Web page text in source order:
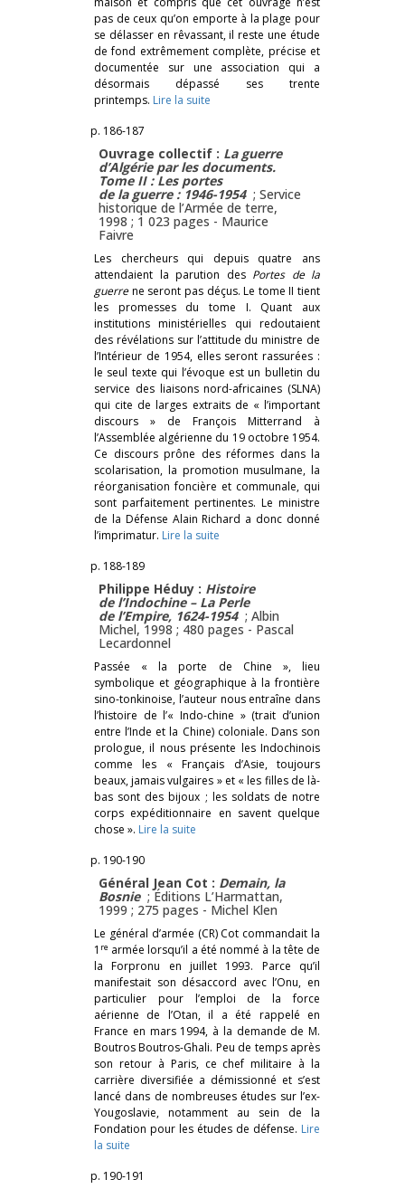
pas de ceux qu’on emporte à la plage pour
se délasser en rêvassant, il reste une étude
de fond extrêmement complète, précise et
documentée sur une association qui a
désormais dépassé ses trente
printemps. Lire la suite
p. 186-187
Ouvrage collectif : La guerre
d’Algérie par les documents.
Tome II : Les portes
de la guerre : 1946-1954 ; Service
historique de l’Armée de terre,
1998 ; 1 023 pages - Maurice
Faivre
Les chercheurs qui depuis quatre ans
attendaient la parution des Portes de la
guerrene seront pas déçus. Le tome II tient
les promesses du tome I. Quant aux
institutions ministérielles qui redoutaient
des révélations sur l’attitude du ministre de
l’Intérieur de 1954, elles seront rassurées :
le seul texte qui l’évoque est un bulletin du
service des liaisons nord-africaines (SLNA)
qui cite de larges extraits de « l’important
discours » de François Mitterrand à
l’Assemblée algérienne du 19 octobre 1954.
Ce discours prône des réformes dans la
scolarisation, la promotion musulmane, la
réorganisation foncière et communale, qui
sont parfaitement pertinentes. Le ministre
de la Défense Alain Richard a donc donné
l’imprimatur. Lire la suite
p. 188-189
Philippe Héduy : Histoire
de l’Indochine – La Perle
de l’Empire, 1624-1954 ; Albin
Michel, 1998 ; 480 pages - Pascal
Lecardonnel
Passée « la porte de Chine », lieu
symbolique et géographique à la frontière
sino-tonkinoise, l’auteur nous entraîne dans
l’histoire de l’« Indo-chine » (trait d’union
entre l’Inde et la Chine) coloniale. Dans son
prologue, il nous présente les Indochinois
comme les « Français d’Asie, toujours
beaux, jamais vulgaires » et « les filles de là-
bas sont des bijoux ; les soldats de notre
corps expéditionnaire en savent quelque
chose ». Lire la suite
p. 190-190
Général Jean Cot : Demain, la
Bosnie ; Éditions L’Harmattan,
1999 ; 275 pages - Michel Klen
Le général d’armée (CR) Cot commandait la
1 re armée lorsqu’il a été nommé à la tête de
la Forpronu en juillet 1993. Parce qu’il
manifestait son désaccord avec l’Onu, en
particulier pour l’emploi de la force
aérienne de l’Otan, il a été rappelé en
France en mars 1994, à la demande de M.
Boutros Boutros-Ghali. Peu de temps après
son retour à Paris, ce chef militaire à la
carrière diversifiée a démissionné et s’est
lancé dans de nombreuses études sur l’ex-
Yougoslavie, notamment au sein de la
Fondation pour les études de défense. Lire
la suite
p. 190-191